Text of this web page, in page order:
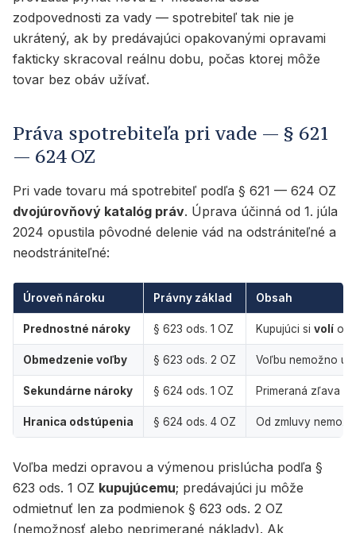
zodpovednosti za vady — spotrebiteľ tak nie je
ukrátený, ak by predávajúci opakovanými opravami
fakticky skracoval reálnu dobu, počas ktorej môže
tovar bez obáv užívať.
Práva spotrebiteľa pri vade — § 621
— 624 OZ
Pri vade tovaru má spotrebiteľ podľa § 621 — 624 OZ
dvojúrovňový katalóg práv. Úprava účinná od 1. júla
2024 opustila pôvodné delenie vád na odstrániteľné a
neodstrániteľné:
Úroveň nároku Právny základ Obsah
Prednostné nároky § 623 ods. 1 OZ Kupujúci si volí
Obmedzenie voľby § 623 ods. 2 OZ Voľbu nemožno
Sekundárne nároky § 624 ods. 1 OZ Primeraná zľava z
Hranica odstúpenia § 624 ods. 4 OZ Od zmluvy
Voľba medzi opravou a výmenou prislúcha podľa §
623 ods. 1 OZ kupujúcemu; predávajúci ju môže
odmietnuť len za podmienok § 623 ods. 2 OZ
(nemožnosť alebo neprimerané náklady). Ak